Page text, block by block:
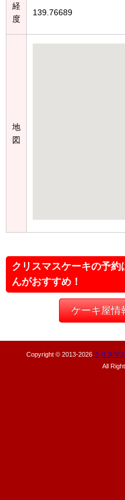
経
度
139.76689
地
図
クリスマスケーキの予
んがおすすめ！
ケーキ屋情
Copyright © 2013-2026 クリスマ
All